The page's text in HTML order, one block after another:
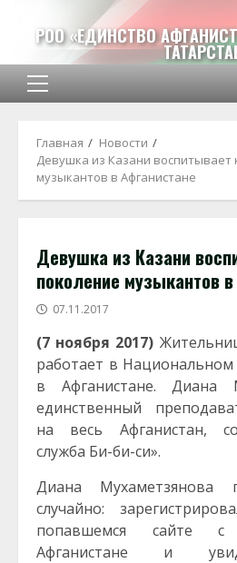
содержимому
РОО «ЕДИНСТВО
Основное
Главная
Новости
Девушка из Казани воспитывает
музыкантов в Афганистане
Девушка из Казани
поколение музыкантов
07.11.2017
(7 ноября 2017)
работает в Национальном
в Афганистане. Диана
единственный
на весь Афганистан,
служба Би-би-си».
Диана Мухаметзянова
случайно:
попавшемся сайте
Афганистане и